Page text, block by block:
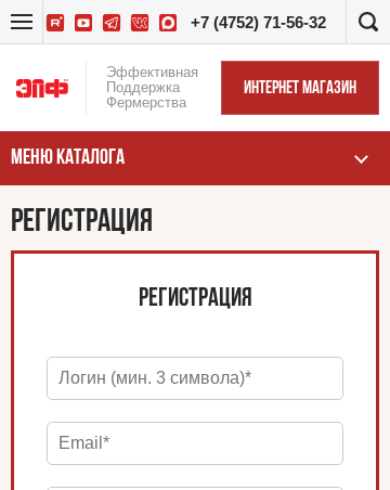
+7 (4752) 71-56-32
Эффективная
Поддержка
Фермерства
ИНТЕРНЕТ МАГАЗИН
МЕНЮ КАТАЛОГА
РЕГИСТРАЦИЯ
РЕГИСТРАЦИЯ